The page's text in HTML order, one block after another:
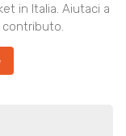
in Italia. Aiutaci a